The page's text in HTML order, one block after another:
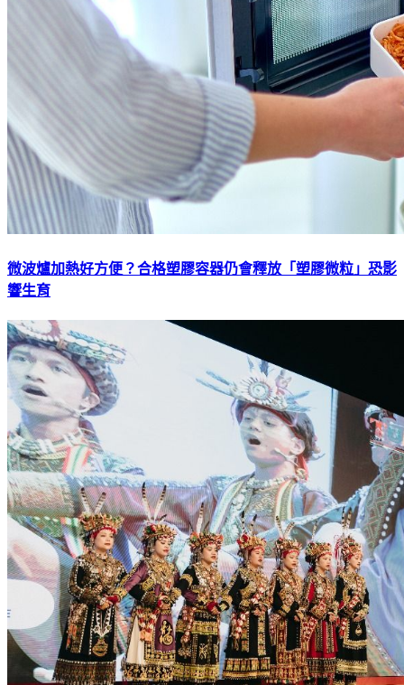
微波爐加熱好方便？合格塑膠容器仍會釋放「塑膠微粒」恐影
響生育